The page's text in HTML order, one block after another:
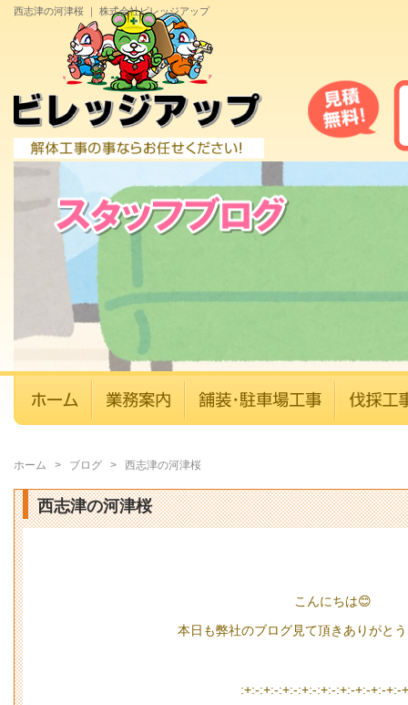
西志津の河津桜 ｜ 株式会社ビレッジアップ
ホーム > ブログ > 西志津の河津桜
西志津の河津桜
こんにちは😊
本日も弊社のブログ見て頂きありがと
:+:-:+:-:+:-:+:-:+:-:+:-+:-+:-+:-